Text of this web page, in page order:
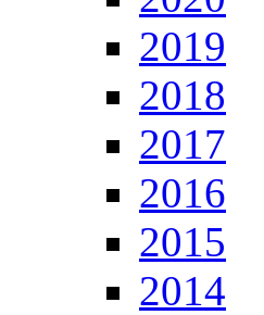
2019
2018
2017
2016
2015
2014